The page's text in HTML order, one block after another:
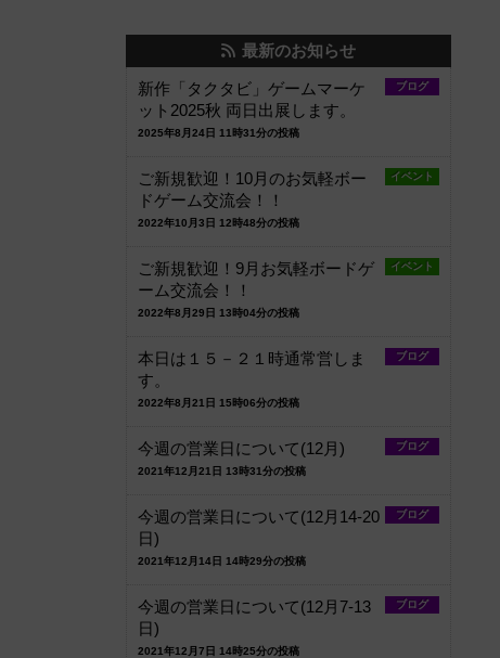
最新のお知らせ
ブログ
新作「タクタビ」ゲームマーケ
ット2025秋 両日出展します。
2025年8月24日 11時31分の投稿
イベント
ご新規歓迎！10月のお気軽ボー
ドゲーム交流会！！
2022年10月3日 12時48分の投稿
イベント
ご新規歓迎！9月お気軽ボードゲ
ーム交流会！！
2022年8月29日 13時04分の投稿
ブログ
本日は１５－２１時通常営しま
す。
2022年8月21日 15時06分の投稿
ブログ
今週の営業日について(12月)
2021年12月21日 13時31分の投稿
ブログ
今週の営業日について(12月14-20
日)
2021年12月14日 14時29分の投稿
ブログ
今週の営業日について(12月7-13
日)
2021年12月7日 14時25分の投稿